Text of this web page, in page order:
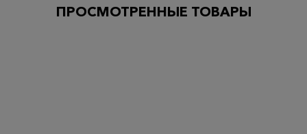
ПРОСМОТРЕННЫЕ ТОВАРЫ